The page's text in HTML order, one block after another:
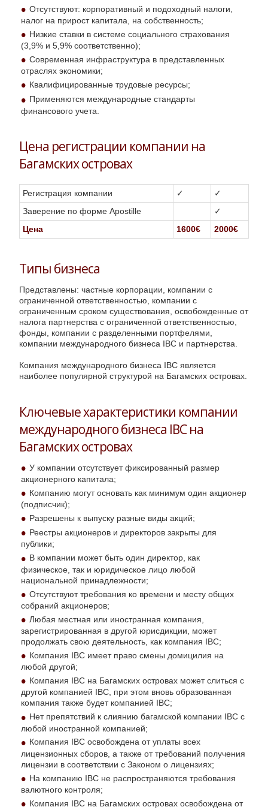
Отсутствуют: корпоративный и подоходный налоги,
налог на прирост капитала, на собственность;
Низкие ставки в системе социального страхования
(3,9% и 5,9% соответственно);
Современная инфраструктура в представленных
отраслях экономики;
Квалифицированные трудовые ресурсы;
Применяются международные стандарты
финансового учета.
Цена регистрации компании на
Багамских островах
Регистрация компании ✓
✓
Заверение по форме Apostille
✓
Цена
1600€ 2000€
Типы бизнеса
Представлены: частные корпорации, компании с
ограниченной ответственностью, компании с
ограниченным сроком существования, освобожденные от
налога партнерства с ограниченной ответственностью,
фонды, компании с разделенными портфелями,
компании международного бизнеса IBC и партнерства.
Компания международного бизнеса IBC является
наиболее популярной структурой на Багамских островах.
Ключевые характеристики компании
международного бизнеса IBC на
Багамских островах
У компании отсутствует фиксированный размер
акционерного капитала;
Компанию могут основать как минимум один акционер
(подписчик);
Разрешены к выпуску разные виды акций;
Реестры акционеров и директоров закрыты для
публики;
В компании может быть один директор, как
физическое, так и юридическое лицо любой
национальной принадлежности;
Отсутствуют требования ко времени и месту общих
собраний акционеров;
Любая местная или иностранная компания,
зарегистрированная в другой юрисдикции, может
продолжать свою деятельность, как компания IBC;
Компания IBC имеет право смены домицилия на
любой другой;
Компания IBC на Багамских островах может слиться с
другой компанией IBC, при этом вновь образованная
компания также будет компанией IBC;
Нет препятствий к слиянию багамской компании IBC с
любой иностранной компанией;
Компания IBC освобождена от уплаты всех
лицензионных сборов, а также от требований получения
лицензии в соответствии с Законом о лицензиях;
На компанию IBC не распространяются требования
валютного контроля;
Компания IBC на Багамских островах освобождена от